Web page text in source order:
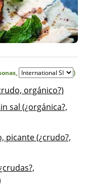
, )
orgánico?)
sal (¿orgánica?,
picante (¿crudo?,